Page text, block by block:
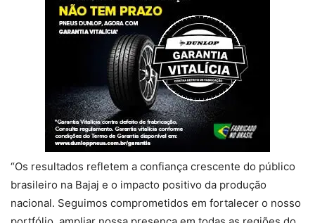
“Os resultados refletem a confiança crescente do público
brasileiro na Bajaj e o impacto positivo da produção
nacional. Seguimos comprometidos em fortalecer o nosso